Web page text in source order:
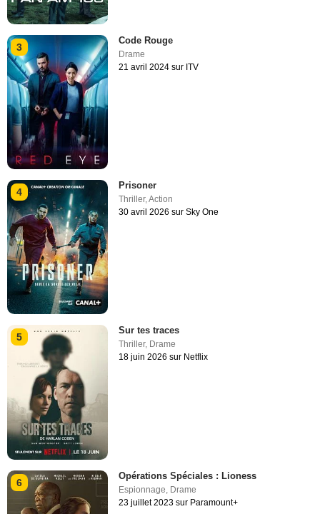
3
Code Rouge
Drame
21 avril 2024 sur ITV
4
Prisoner
Thriller,Action
30 avril 2026 sur Sky One
5
Sur tes traces
Thriller, Drame
18 juin 2026 sur Netflix
6
Opérations Spéciales : Lioness
Espionnage Drame
23 juillet 2023 sur Paramount+